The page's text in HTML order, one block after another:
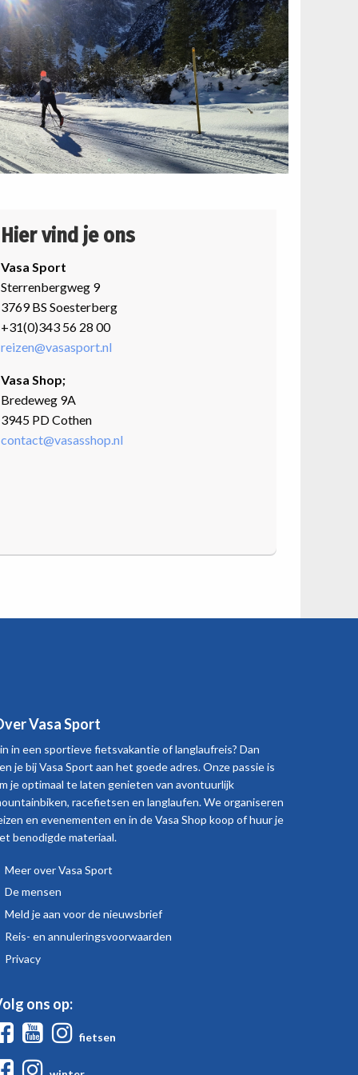
Hier vind je ons
Vasa Sport
Sterrenbergweg 9
3769 BS Soesterberg
+31(0)343 56 28 00
reizen@vasasport.nl
Vasa Shop;
Bredeweg 9A
3945 PD Cothen
contact@vasasshop.nl
Vasa Sport
in een sportieve fietsvakantie of langlaufreis? Dan
je bij Vasa Sport aan het goede adres. Onze passie is
je optimaal te laten genieten van avontuurlijk
racefietsen en langlaufen. We organiseren
en evenementen en in de Vasa Shop koop of huur je
benodigde materiaal.
Meer over Vasa Sport
De mensen
Meld je aan voor de nieuwsbrief
Reis- en annuleringsvoorwaarden
Privacy
ons op:
FacebookYoutube
fietsen
Facebook